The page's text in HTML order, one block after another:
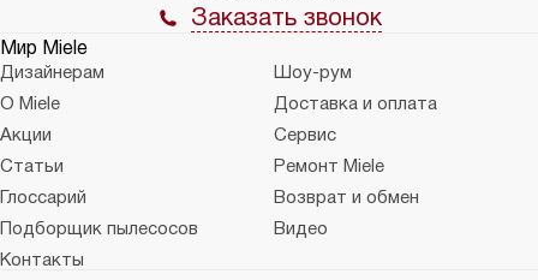
Заказать звонок
Мир Miele
Дизайнерам
Шоу-рум
О Miele
Доставка и оплата
Акции
Сервис
Статьи
Ремонт Miele
Глоссарий
Возврат и обмен
Подборщик пылесосов
Видео
Контакты